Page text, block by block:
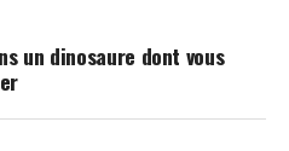
un dinosaure dont vous